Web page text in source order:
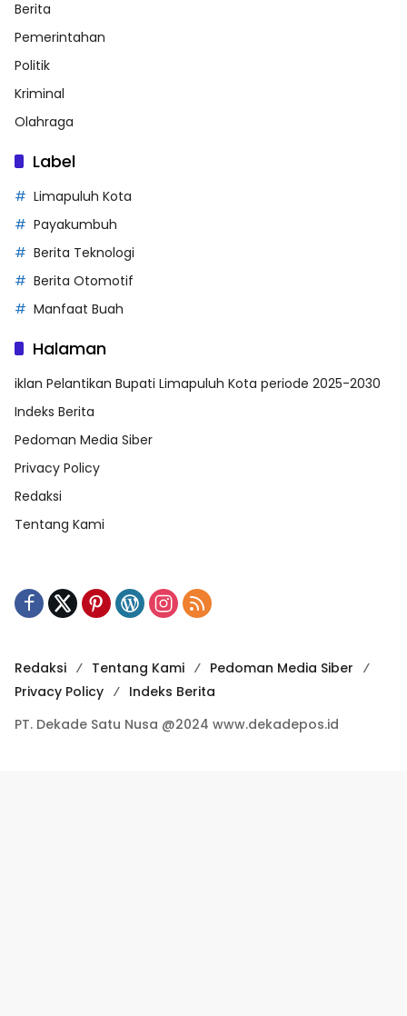
Berita
Pemerintahan
Politik
Kriminal
Olahraga
Label
Limapuluh Kota
Payakumbuh
Berita Teknologi
Berita Otomotif
Manfaat Buah
Halaman
iklan Pelantikan Bupati Limapuluh Kota periode 2025-2030
Indeks Berita
Pedoman Media Siber
Privacy Policy
Redaksi
Tentang Kami
Redaksi Tentang Kami
Pedoman Media Siber
Privacy Policy
Indeks Berita
PT. Dekade Satu Nusa @2024 www.dekadepos.id